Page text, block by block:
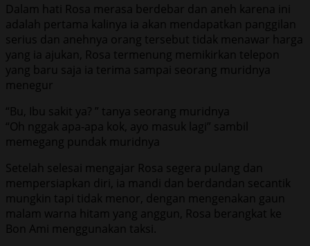
Dalam hati Rosa merasa berdebar dan aneh karena ini
adalah pertama kalinya ia akan mendapatkan panggilan
serius dan anehnya orang tersebut tidak menawar harga
yang ia ajukan, Rosa termenung memikirkan telepon
yang baru saja ia terima sampai seorang muridnya
menegur
“Bu, Ibu sakit ya? ” tanya seorang muridnya
“Oh nggak apa-apa kok, ayo masuk lagi” sambil
memegang pundak muridnya
Setelah selesai mengajar Rosa segera pulang dan
mempersiapkan diri, ia mandi dan berdandan secantik
mungkin tapi tidak menor, dengan mengenakan gaun
malam warna hitam yang anggun, Rosa berangkat ke
Bon Ami menggunakan taksi.